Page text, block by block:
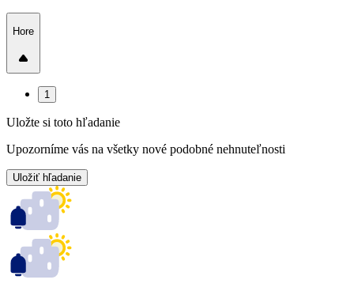
Hore
1
Uložte si toto hľadanie
Upozorníme vás na všetky nové podobné nehnuteľnosti
Uložiť hľadanie